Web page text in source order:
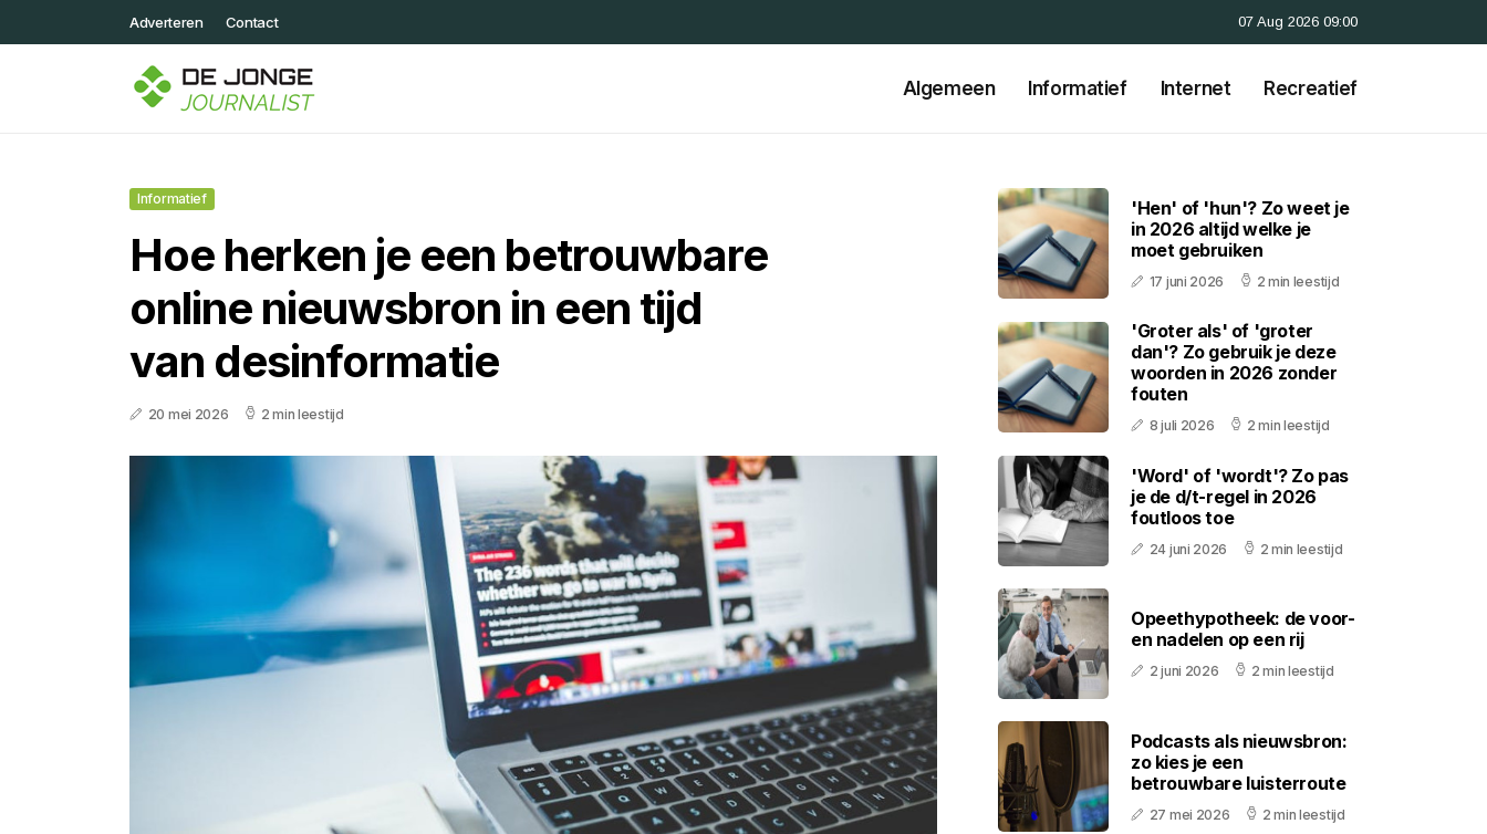
Adverteren Contact 07 Aug 2026 09:00
Algemeen Informatief Internet Recreatief
Informatief
Hoe herken je een betrouwbare
online nieuwsbron in een tijd
van desinformatie
20 mei 2026 2 min leestijd
'Hen' of 'hun'? Zo weet je
in 2026 altijd welke je
moet gebruiken
17 juni 2026 2 min leestijd
'Groter als' of 'groter
dan'? Zo gebruik je deze
woorden in 2026 zonder
fouten
8 juli 2026 2 min leestijd
'Word' of 'wordt'? Zo pas
je de d/t-regel in 2026
foutloos toe
24 juni 2026 2 min leestijd
Opeethypotheek: de voor-
en nadelen op een rij
2 juni 2026 2 min leestijd
Podcasts als nieuwsbron:
zo kies je een
betrouwbare luisterroute
27 mei 2026 2 min leestijd